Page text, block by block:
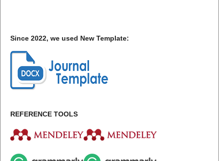
Since 2022, we used New Template:
REFERENCE TOOLS